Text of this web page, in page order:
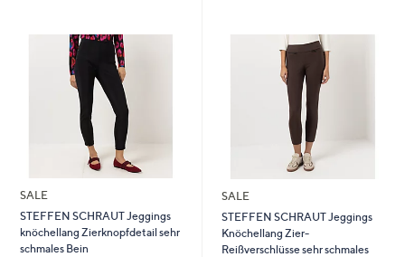
SALE
STEFFEN SCHRAUT Jeggings
knöchellang Zierknopfdetail sehr
schmales Bein
SALE
STEFFEN SCHRAUT Jeggings
Knöchellang Zier-
Reißverschlüsse sehr schmales